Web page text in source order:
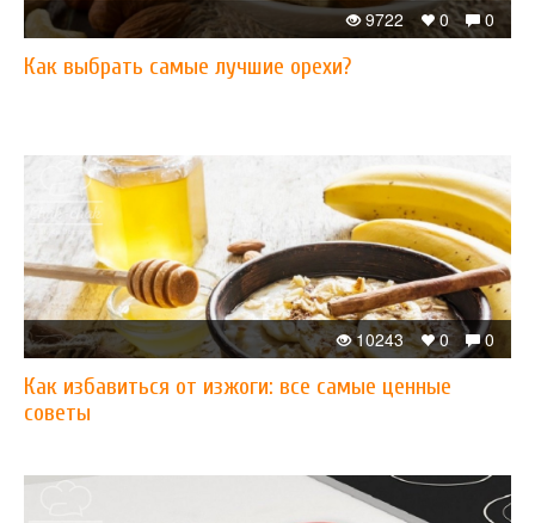
0
0
9722
Как выбрать самые лучшие орехи?
0
0
10243
Как избавиться от изжоги: все самые ценные
советы